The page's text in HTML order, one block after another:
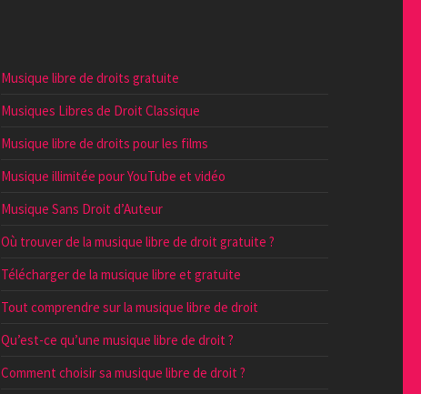
Musique libre de droits gratuite
Musiques Libres de Droit Classique
Musique libre de droits pour les films
Musique illimitée pour YouTube et vidéo
Musique Sans Droit d’Auteur
Où trouver de la musique libre de droit gratuite ?
Télécharger de la musique libre et gratuite
Tout comprendre sur la musique libre de droit
Qu’est-ce qu’une musique libre de droit ?
Comment choisir sa musique libre de droit ?